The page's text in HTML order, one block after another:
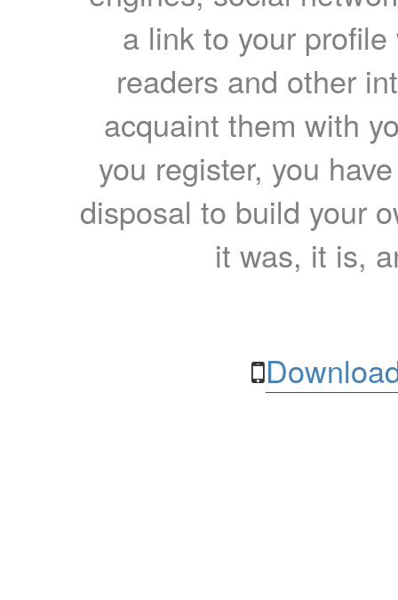
a link to your
readers and other
acquaint them with
you register, you
disposal to build your
it was, it is,